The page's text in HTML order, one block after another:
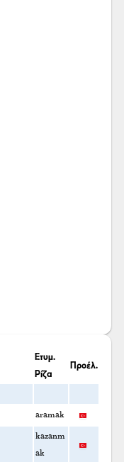
Ετυμ.
Ρίζα
Προέλ.
aramak
kazanm
ak